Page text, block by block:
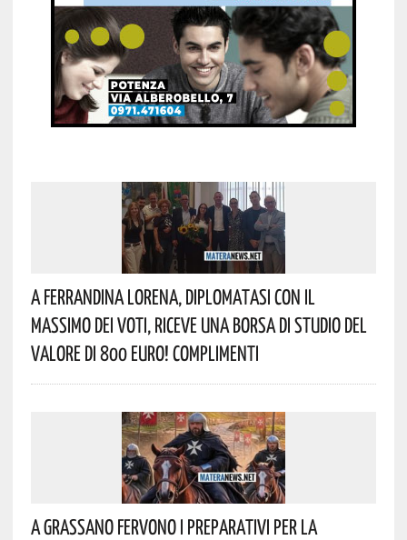
A Ferrandina Lorena, Diplomatasi Con Il
Massimo Dei Voti, Riceve Una Borsa Di Studio Del
Valore Di 800 Euro! Complimenti
A Grassano Fervono I Preparativi Per La